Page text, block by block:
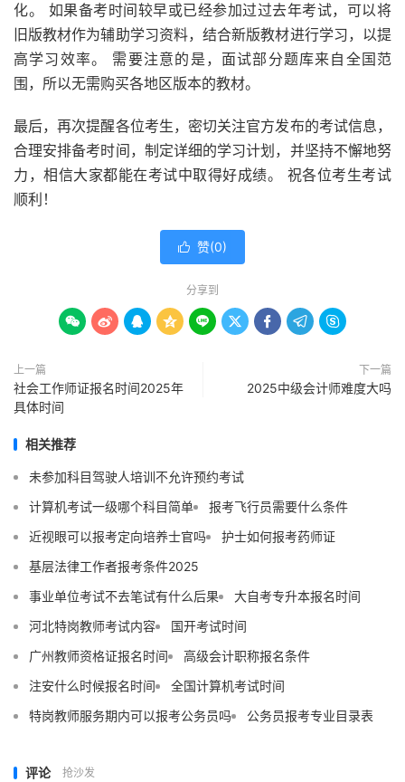
化。 如果备考时间较早或已经参加过过去年考试，可以将
旧版教材作为辅助学习资料，结合新版教材进行学习，以提
高学习效率。 需要注意的是，面试部分题库来自全国范
围，所以无需购买各地区版本的教材。
最后，再次提醒各位考生，密切关注官方发布的考试信息，
合理安排备考时间，制定详细的学习计划，并坚持不懈地努
力，相信大家都能在考试中取得好成绩。 祝各位考生考试
顺利！
 赞(0)
分享到
        
上一篇
社会工作师证报名时间2025年
具体时间
下一篇
2025中级会计师难度大吗
相关推荐
未参加科目驾驶人培训不允许预约考试
计算机考试一级哪个科目简单
报考飞行员需要什么条件
近视眼可以报考定向培养士官吗
护士如何报考药师证
基层法律工作者报考条件2025
事业单位考试不去笔试有什么后果
大自考专升本报名时间
河北特岗教师考试内容
国开考试时间
广州教师资格证报名时间
高级会计职称报名条件
注安什么时候报名时间
全国计算机考试时间
特岗教师服务期内可以报考公务员吗
公务员报考专业目录表
评论 抢沙发